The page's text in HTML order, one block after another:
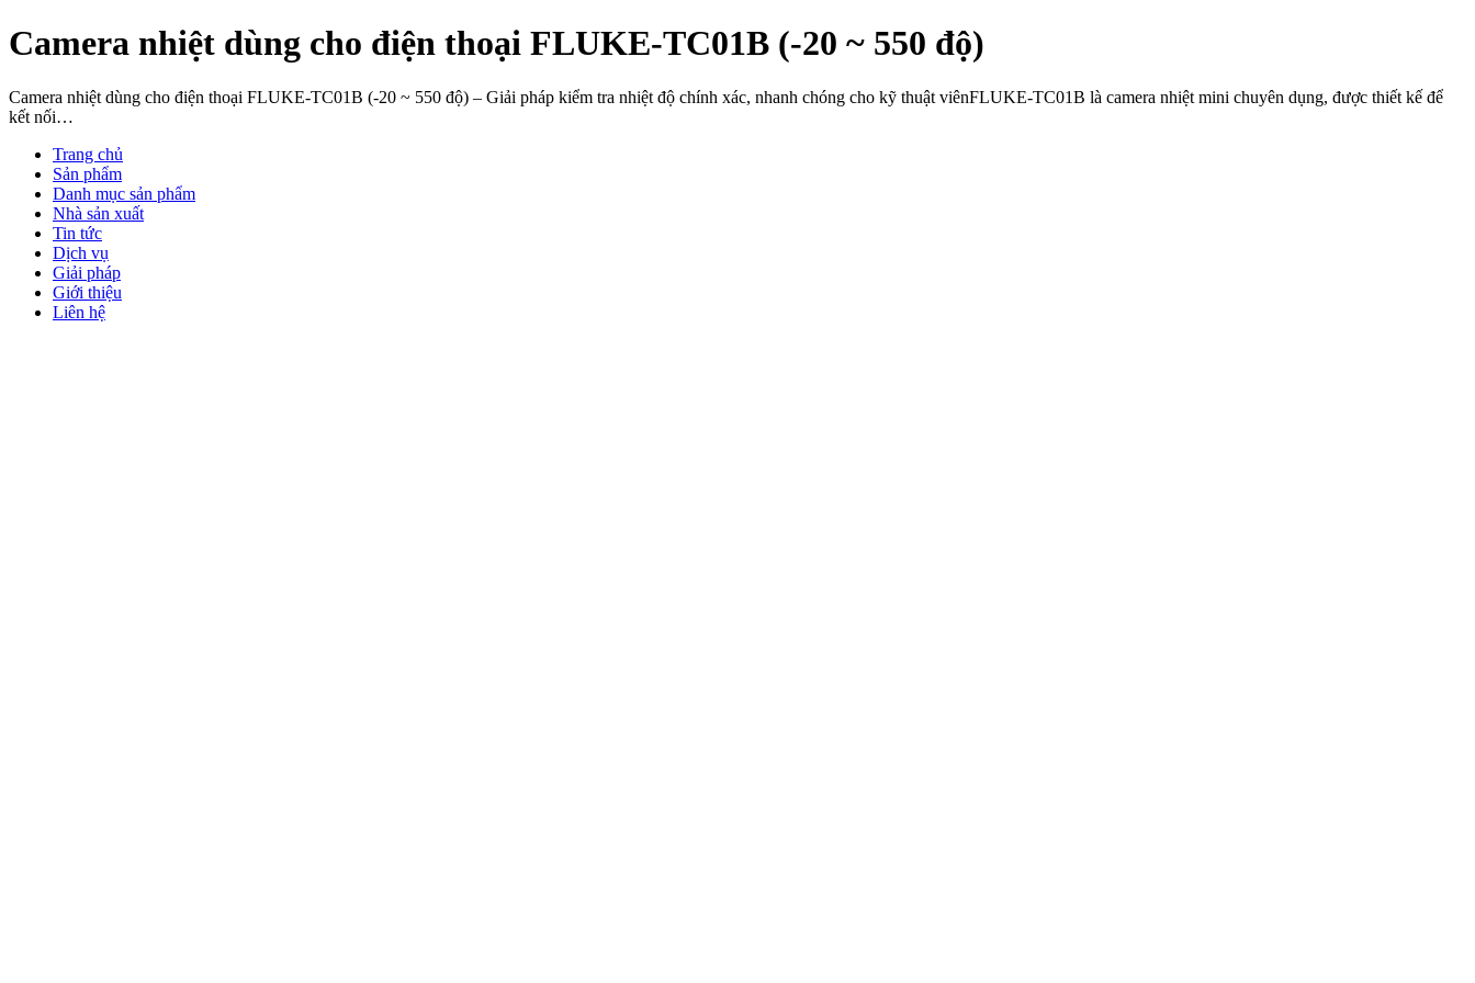
Camera nhiệt dùng cho điện thoại FLUKE-TC01B (-20 ~ 550 độ)
Camera nhiệt dùng cho điện thoại FLUKE-TC01B (-20 ~ 550 độ) – Giải pháp kiểm tra nhiệt độ chính xác, nhanh chóng cho kỹ thuật viênFLUKE-TC01B là camera nhiệt mini chuyên dụng, được thiết kế để
kết nối…
Trang chủ
Sản phẩm
Danh mục sản phẩm
Nhà sản xuất
Tin tức
Dịch vụ
Giải pháp
Giới thiệu
Liên hệ